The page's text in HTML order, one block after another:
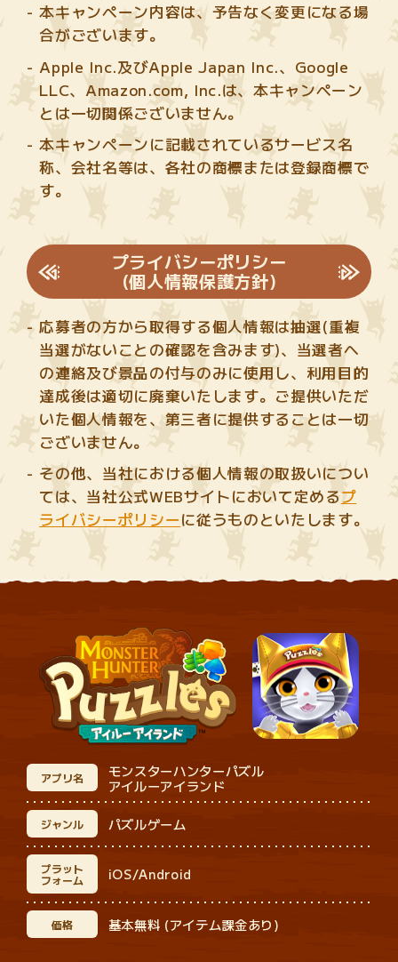
本キャンペーン内容は、予告なく変更になる場
合がございます。
Apple Inc.及びApple Japan Inc.、Google
LLC、Amazon.com, Inc.は、本キャンペーン
とは一切関係ございません。
本キャンペーンに記載されているサービス名
称、会社名等は、各社の商標または登録商標で
す。
プライバシーポリシー
(個人情報保護方針)
応募者の方から取得する個人情報は抽選(重複
当選がないことの確認を含みます)、当選者へ
の連絡及び景品の付与のみに使用し、利用目的
達成後は適切に廃棄いたします。ご提供いただ
いた個人情報を、第三者に提供することは一切
ございません。
その他、当社における個人情報の取扱いについ
ては、当社公式WEBサイトにおいて定めるプ
ライバシーポリシーに従うものといたします。
アプリ名
モンスターハンターパズル
アイルーアイランド
ジャンル パズルゲーム
プラット
フォーム iOS/Android
価格 基本無料 (アイテム課金あり)